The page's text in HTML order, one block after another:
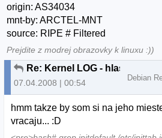
origin: AS34034
mnt-by: ARCTEL-MNT
source: RIPE # Filtered
Prejdite z modrej obrazovky k linuxu :))
Re: Kernel LOG - hlasky
07.04.2008 | 00:54
Debian
hmm takze by som si na jeho
vracaju... :D